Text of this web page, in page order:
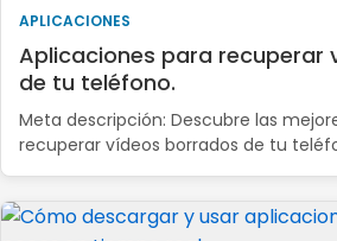
APLICACIONES
Aplicaciones para recuperar
de tu teléfono.
Meta descripción: Descubre las
recuperar vídeos borrados de tu